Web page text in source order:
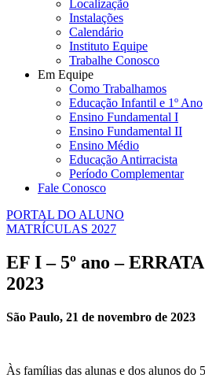
Localização
Instalações
Calendário
Instituto Equipe
Trabalhe Conosco
Em Equipe
Como Trabalhamos
Educação Infantil e 1º Ano
Ensino Fundamental I
Ensino Fundamental II
Ensino Médio
Educação Antirracista
Período Complementar
Fale Conosco
PORTAL DO ALUNO
MATRÍCULAS 2027
EF I – 5º ano –
2023
São Paulo, 21 de novembro de 2023
Às famílias das alunas e dos alunos do